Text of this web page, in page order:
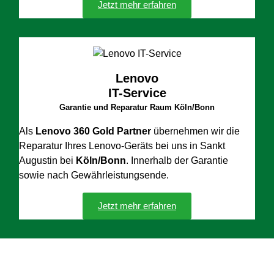
Jetzt mehr erfahren
Lenovo
IT-Service
Garantie und Reparatur Raum Köln/Bonn
Als Lenovo 360 Gold Partner übernehmen wir die
Reparatur Ihres Lenovo-Geräts bei uns in Sankt
Augustin bei Köln/Bonn. Innerhalb der Garantie
sowie nach Gewährleistungsende.
Jetzt mehr erfahren